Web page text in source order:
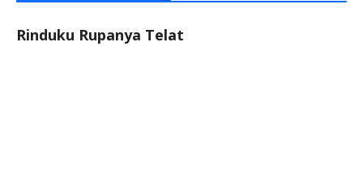
Rinduku Rupanya Telat